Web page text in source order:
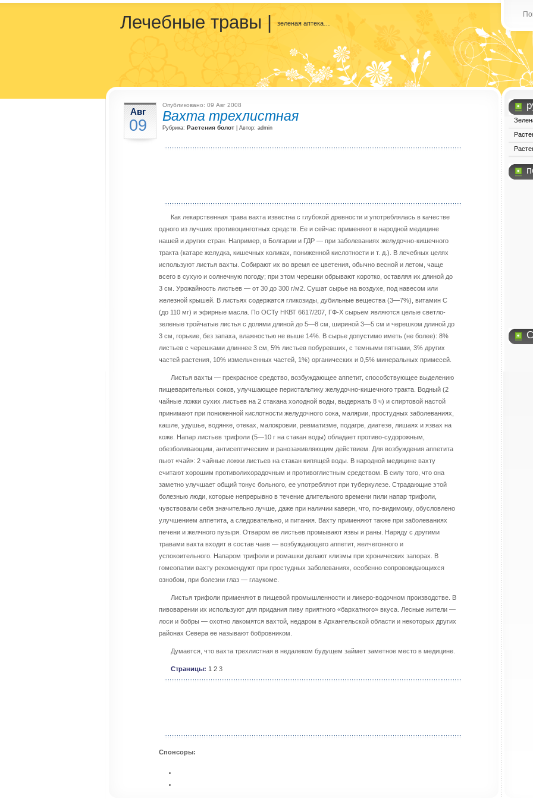
Лечебные травы зеленая аптека…
Авг
09
Опубликовано: 09 Авг 2008
Вахта трехлистная
Рубрика: Растения болот | Автор: admin
Как лекарственная трава вахта известна с глубокой древности и употреблялась в качестве
одного из лучших противоцинготных средств. Ее и сейчас применяют в народной медицине
нашей и других стран. Например, в Болгарии и ГДР — при заболеваниях желудочно-кишечного
тракта (катаре желудка, кишечных коликах, пониженной кислотности и т. д.). В лечебных целях
используют листья вахты. Собирают их во время ее цветения, обычно весной и летом, чаще
всего в сухую и солнечную погоду; при этом черешки обрывают коротко, оставляя их длиной до
3 см. Урожайность листьев — от 30 до 300 г/м2. Сушат сырье на воздухе, под навесом или
железной крышей. В листьях содержатся гликозиды, дубильные вещества (3—7%), витамин С
(до 110 мг) и эфирные масла. По ОСТу НКВТ 6617/207, ГФ-Х сырьем являются целые светло-
зеленые тройчатые листья с долями длиной до 5—8 см, шириной 3—5 см и черешком длиной до
3 см, горькие, без запаха, влажностью не выше 14%. В сырье допустимо иметь (не более): 8%
листьев с черешками длиннее 3 см, 5% листьев побуревших, с темными пятнами, 3% других
частей растения, 10% измельченных частей, 1%) органических и 0,5% минеральных примесей.
Листья вахты — прекрасное средство, возбуждающее аппетит, способствующее выделению
пищеварительных соков, улучшающее перистальтику желудочно-кишечного тракта. Водный (2
чайные ложки сухих листьев на 2 стакана холодной воды, выдержать 8 ч) и спиртовой настой
принимают при пониженной кислотности желудочного сока, малярии, простудных заболеваниях,
кашле, удушье, водянке, отеках, малокровии, ревматизме, подагре, диатезе, лишаях и язвах на
коже. Напар листьев трифоли (5—10 г на стакан воды) обладает противо-судорожным,
обезболивающим, антисептическим и ранозаживляющим действием. Для возбуждения аппетита
пьют «чай»: 2 чайные ложки листьев на стакан кипящей воды. В народной медицине вахту
считают хорошим противолихорадочным и противоглистным средством. В силу того, что она
заметно улучшает общий тонус больного, ее употребляют при туберкулезе. Страдающие этой
болезнью люди, которые непрерывно в течение длительного времени пили напар трифоли,
чувствовали себя значительно лучше, даже при наличии каверн, что, по-видимому, обусловлено
улучшением аппетита, а следовательно, и питания. Вахту применяют также при заболеваниях
печени и желчного пузыря. Отваром ее листьев промывают язвы и раны. Наряду с другими
травами вахта входит в состав чаев — возбуждающего аппетит, желчегонного и
успокоительного. Напаром трифоли и ромашки делают клизмы при хронических запорах. В
гомеопатии вахту рекомендуют при простудных заболеваниях, особенно сопровождающихся
ознобом, при болезни глаз — глаукоме.
Листья трифоли применяют в пищевой промышленности и ликеро-водочном производстве. В
пивоварении их используют для придания пиву приятного «бархатного» вкуса. Лесные жители —
лоси и бобры — охотно лакомятся вахтой, недаром в Архангельской области и некоторых других
районах Севера ее называют бобровником.
Думается, что вахта трехлистная в недалеком будущем займет заметное место в медицине.
Страницы: 1 2 3
Спонсоры: